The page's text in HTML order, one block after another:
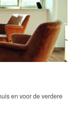
en voor de verdere